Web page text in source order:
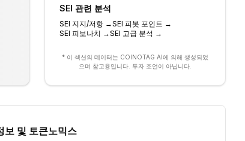
SEI 관련 분석
SEI 지지/저항→SEI 피봇 포인트 →
SEI 피보나치 →SEI 고급 분석 →
* 이 섹션의 데이터는 COINOTAG AI에 의해 생성되었
으며 참고용입니다. 투자 조언이 아닙니다.
보 및 토큰노믹스